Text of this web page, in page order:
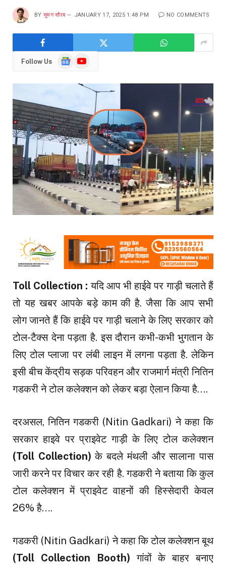
BY सुमन सौरब JANUARY 17, 2025 1:48 PM NO COMMENTS
Follow Us
GoogleYouTube
Toll Collection :यदि आप भी हाईवे पर गाड़ी चलाते हैं
तो यह खबर आपके बड़े काम की है. जैसा कि आप सभी
लोग जानते हैं कि हाईवे पर गाड़ी चलाने के लिए सरकार को
टोल-टैक्स देना पड़ता है. इस दौरान कभी-कभी भुगतान के
ल‍िए टोल प्लाजा पर लंबी लाइन में लगना पड़ता है. लेकिन
इसी बीच केंद्रीय सड़क परिवहन और राजमार्ग मंत्री नितिन
गडकरी ने टोल कलेक्शन को लेकर बड़ा ऐलान किया है….
दरअसल, नितिन गडकरी (Nitin Gadkari) ने कहा कि
सरकार हाइवे पर प्राइवेट गाड़ी के लिए टोल कलेक्‍शन
(Toll Collection)के बदले मंथली और सालाना पास
जारी करने पर विचार कर रही है. गडकरी ने बताया क‍ि कुल
टोल कलेक्‍शन में प्राइवेट वाहनों की हिस्सेदारी केवल
26% है….
गडकरी (Nitin Gadkari) ने कहा कि टोल कलेक्‍शन बूथ
(Toll Collection Booth) गांवों के बाहर बनाए